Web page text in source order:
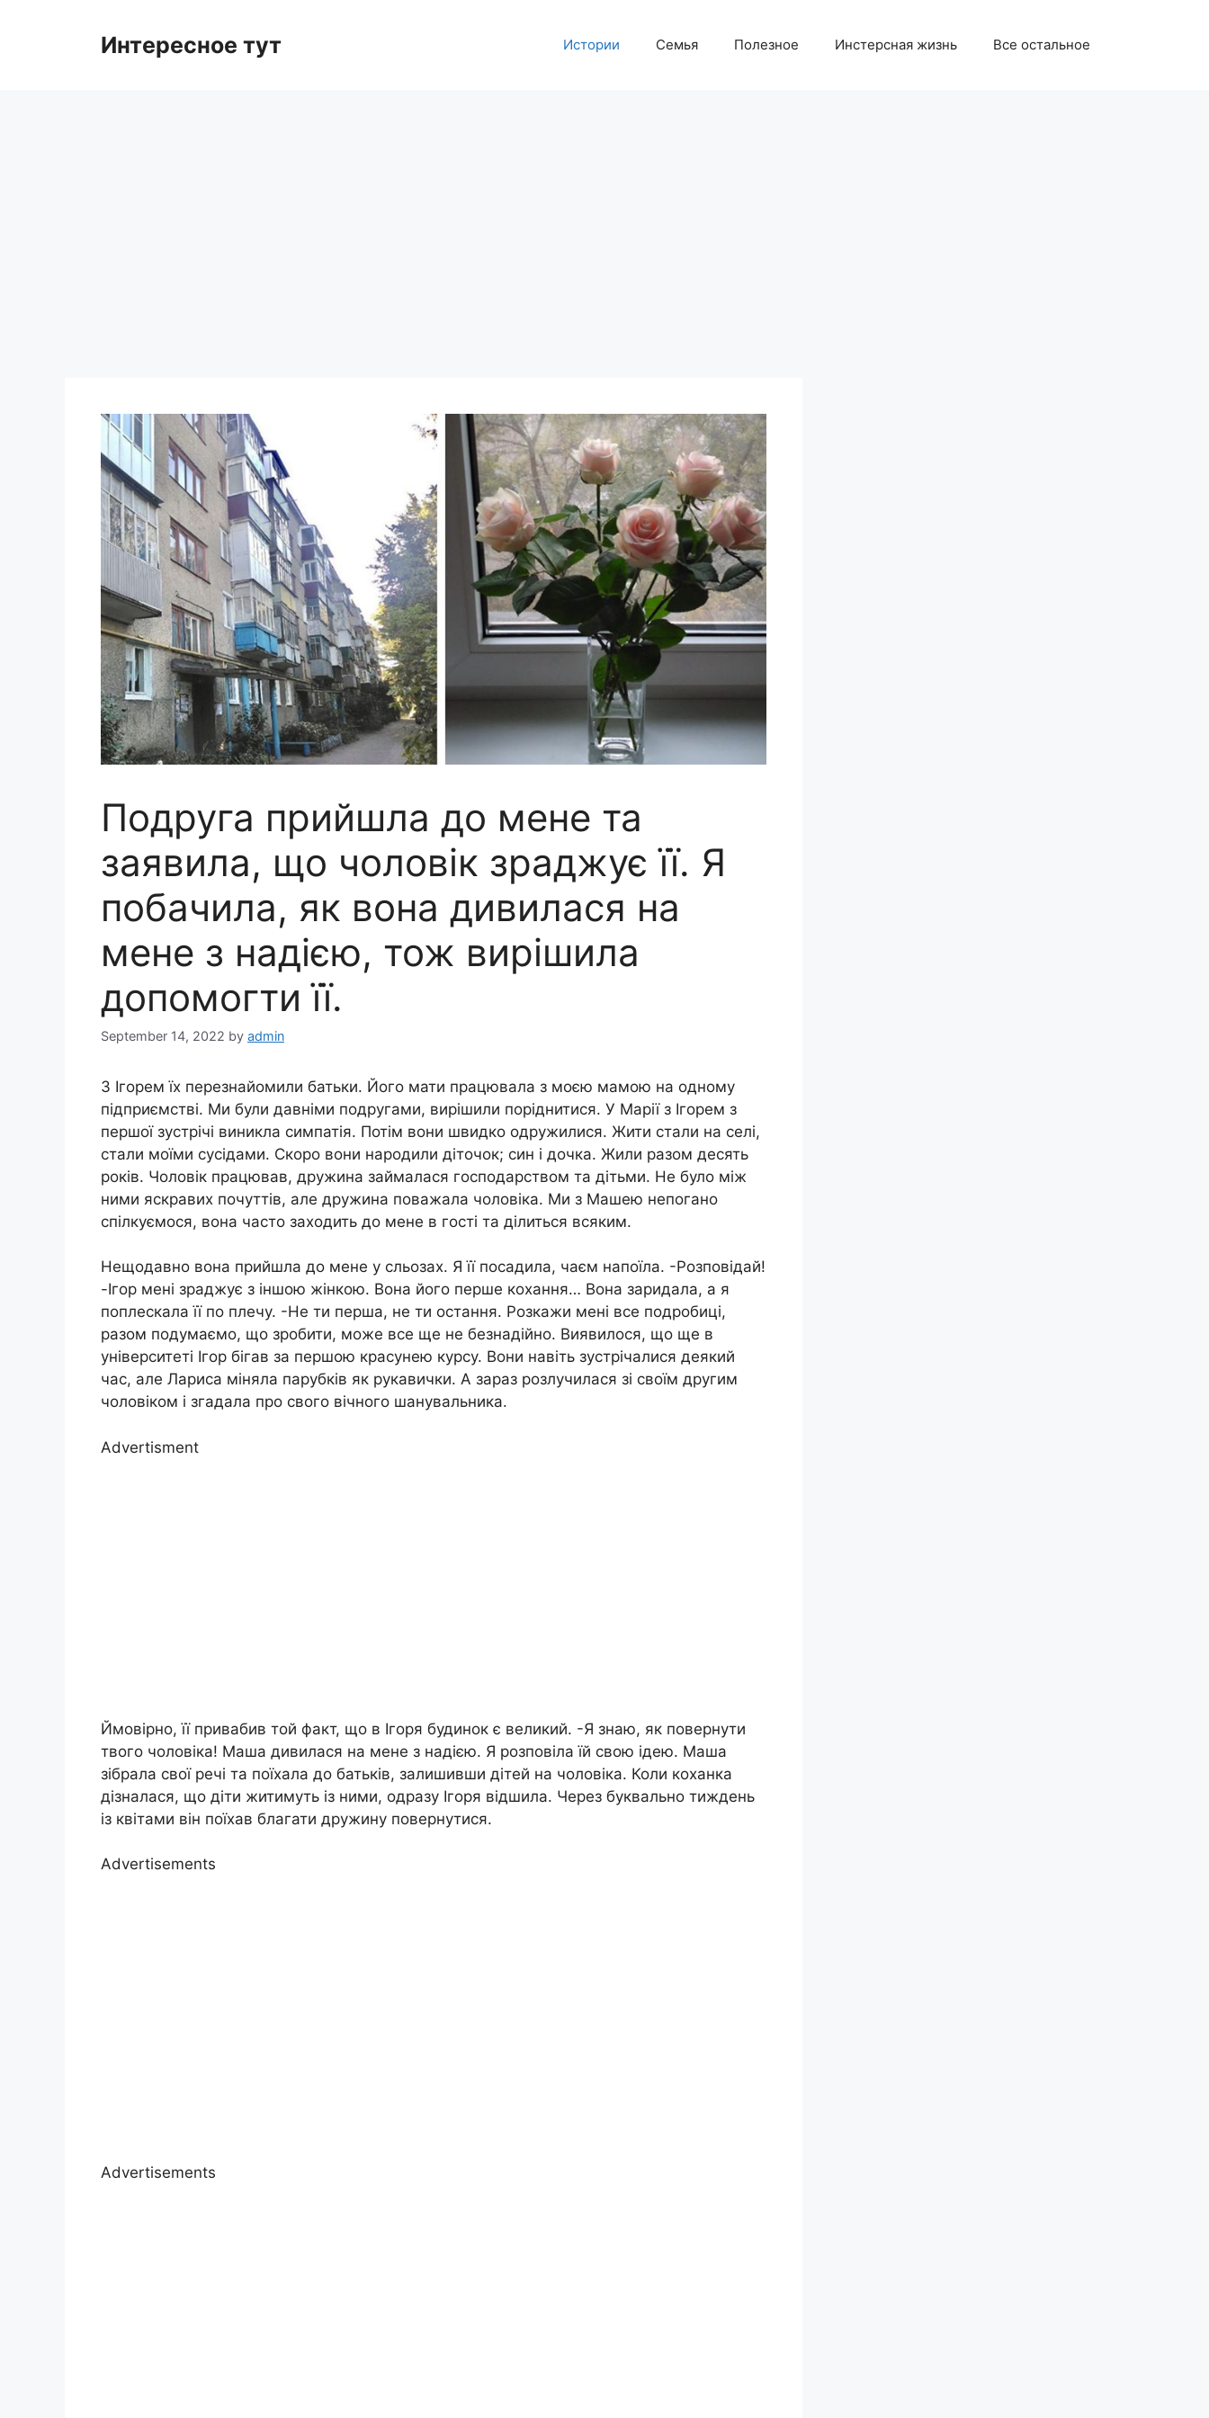
Интересное тут Истории Семья Полезное Инстерсная жизнь Все остальное
Подруга прийшла до мене та
заявила, що чоловік зраджує її. Я
побачила, як вона дивилася на
мене з надією, тож вирішила
допомогти її.
September 14, 2022 by admin
З Ігорем їх перезнайомили батьки. Його мати працювала з моєю мамою на одному
підприємстві. Ми були давніми подругами, вирішили поріднитися. У Марії з Ігорем з
першої зустрічі виникла симпатія. Потім вони швидко одружилися. Жити стали на селі,
стали моїми сусідами. Скоро вони народили діточок; син і дочка. Жили разом десять
років. Чоловік працював, дружина займалася господарством та дітьми. Не було між
ними яскравих почуттів, але дружина поважала чоловіка. Ми з Машею непогано
спілкуємося, вона часто заходить до мене в гості та ділиться всяким.
Нещодавно вона прийшла до мене у сльозах. Я її посадила, чаєм напоїла. -Розповідай!
-Ігор мені зраджує з іншою жінкою. Вона його перше кохання… Вона заридала, а я
поплескала її по плечу. -Не ти перша, не ти остання. Розкажи мені все подробиці,
разом подумаємо, що зробити, може все ще не безнадійно. Виявилося, що ще в
університеті Ігор бігав за першою красунею курсу. Вони навіть зустрічалися деякий
час, але Лариса міняла парубків як рукавички. А зараз розлучилася зі своїм другим
чоловіком і згадала про свого вічного шанувальника.
Advertisment
Ймовірно, її привабив той факт, що в Ігоря будинок є великий. -Я знаю, як повернути
твого чоловіка! Маша дивилася на мене з надією. Я розповіла їй свою ідею. Маша
зібрала свої речі та поїхала до батьків, залишивши дітей на чоловіка. Коли коханка
дізналася, що діти житимуть із ними, одразу Ігоря відшила. Через буквально тиждень
із квітами він поїхав благати дружину повернутися.
Advertisements
Advertisements